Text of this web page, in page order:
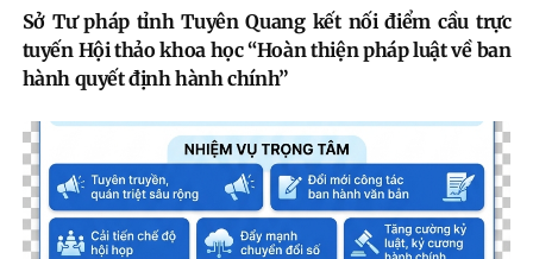
Sở Tư pháp tỉnh Tuyên Quang kết nối điểm cầu trực
tuyến Hội thảo khoa học “Hoàn thiện pháp luật về ban
hành quyết định hành chính”